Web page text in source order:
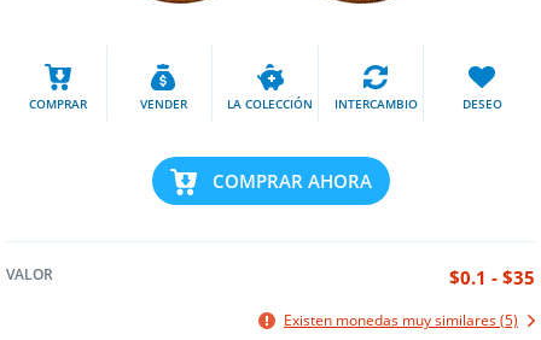
COMPRAR VENDER LA COLECCIÓN INTERCAMBIO DESEO
COMPRAR AHORA
VALOR $0.1 - $35
Existen monedas muy similares (5)